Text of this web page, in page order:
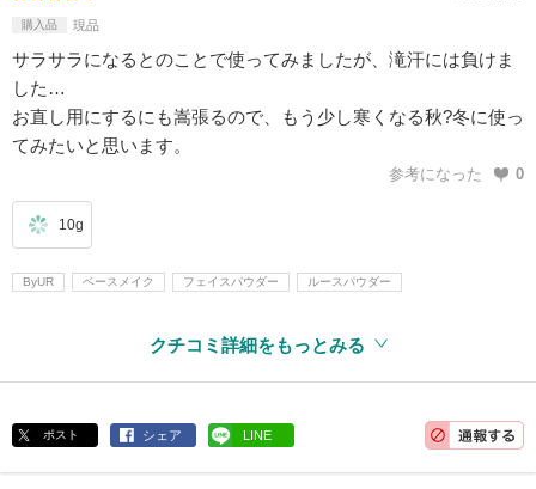
購入品 現品
サラサラになるとのことで使ってみましたが、滝汗には負けま
した…
お直し用にするにも嵩張るので、もう少し寒くなる秋?冬に使っ
てみたいと思います。
参考になった 0
10g
ByUR ベースメイク フェイスパウダー ルースパウダー
クチコミ詳細をもっとみる
ポスト シェア LINE